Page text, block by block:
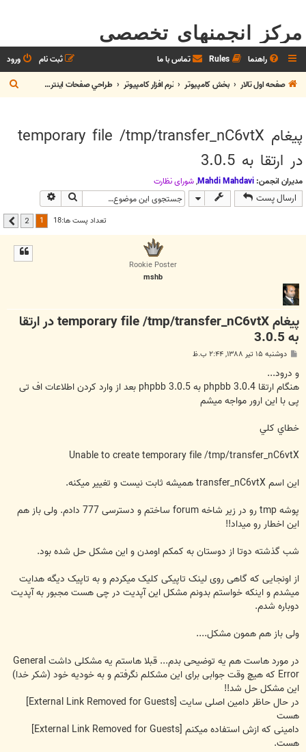
مرکز انجمنهای تخصصی
راهنما Rules تماس با ما ورود
ثبت نام
صفحه اول تالار
بخش كامپيوتر نرم افزار كامپيوتر طراحي صفحات اينترنتي
ج
س
پیغام temporary file /tmp/transfer_nC6vtX
در ارتقا به 3.0.5
مدیران انجمن: Mahdi Mahdavi
,شوراي نظارت
ارسال پست جستجو
تعداد پست ها:18 2 بعدی
Rookie Poster
mshb
پیغام temporary file /tmp/transfer_nC6vtX در ارتقا
به 3.0.5
پ
ت
دوشنبه ۱۵ تیر ۱۳۸۸, ۲:۴۴ ب.ظ
و درود...
هنگام ارتقا phpbb 3.0.4 به phpbb 3.0.5 بعد از وارد کردن اطلاعات اف تی
پی با این ارور مواجه میشم
خطاي کلي
Unable to create temporary file /tmp/transfer_nC6vtX
این اسم transfer_nC6vtX همیشه ثابت نیست و تغییر میکنه.
پوشه tmp رو در زیر شاخه forum ساختم و دسترسی 777 دادم. ولی باز هم
این اخطار رو میداد!!
شب گذشته دوتا از دوستان به کمکم اومدن و این مشکل حل شده بود.
از اونجایی که گاهی روی لینک تاپیکی کلیک میکردم و به تاپیک دیگه هدایت
میشدم و اینکه خواستم بدونم مشکل این آپدیت در چی هست مجبور به آپدیت
دوباره شدم.
ولی باز هم همون مشکل....
در مورد هاست هم یه توضیحی بدم... قبلا هاستم یه مشکلی داشت General
Error که هیچ وقت جوابی برای این مشکلم نگرفتم و به خودیه خود (شکر خدا)
این مشکل حل شد!!
در حال حاظر دامین اصلی سایت
هست
دامینی که ازش استفاده میکنم
هست.